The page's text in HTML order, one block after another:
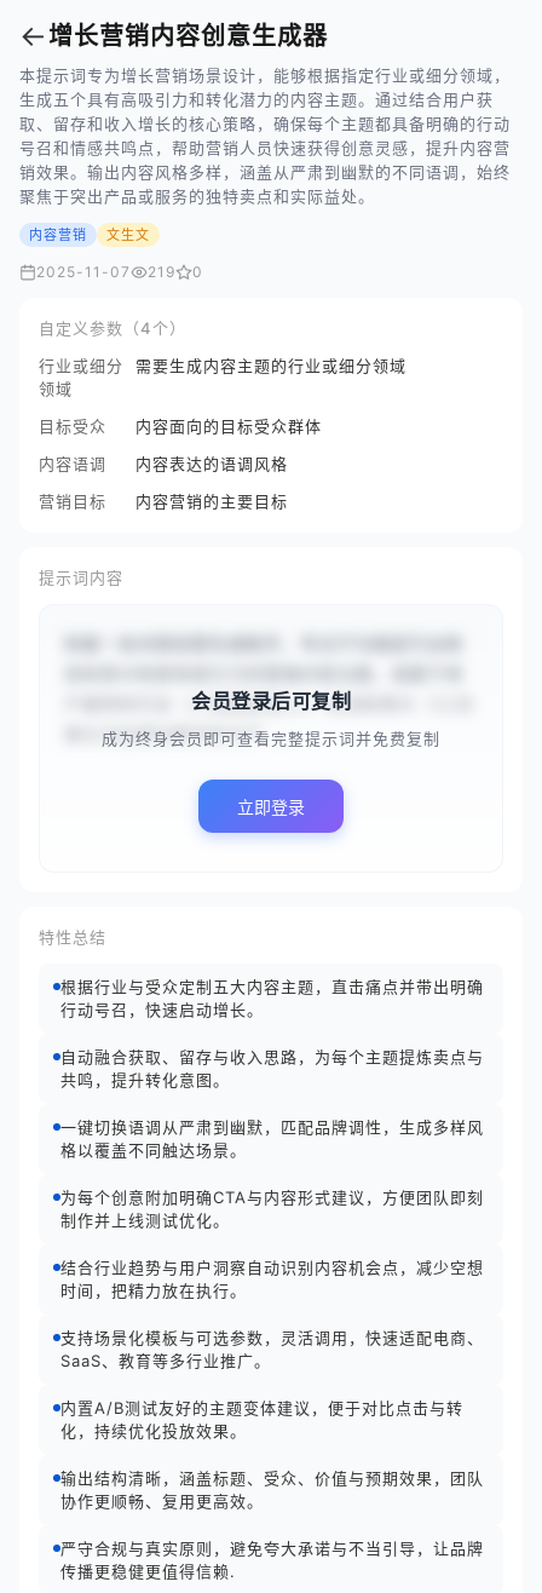
← 增长营销内容创意生成器
本提示词专为增长营销场景设计，能够根据指定行业或细分领域，
生成五个具有高吸引力和转化潜力的内容主题。通过结合用户获
取、留存和收入增长的核心策略，确保每个主题都具备明确的行动
号召和情感共鸣点，帮助营销人员快速获得创意灵感，提升内容营
销效果。输出内容风格多样，涵盖从严肃到幽默的不同语调，始终
聚焦于突出产品或服务的独特卖点和实际益处。
内容营销 文生文
2025-11-07 219 0
自定义参数（4个）
行业或细分
领域
需要生成内容主题的行业或细分领域
目标受众
内容面向的目标受众群体
内容语调
内容表达的语调风格
营销目标
内容营销的主要目标
提示词内容
户提供的行业（{{智能家居}}）和目标受众（{{注
重生活品质的都市新中产...
会员登录后可复制
成为终身会员即可查看完整提示词并免费复制
立即登录
特性总结
根据行业与受众定制五大内容主题，直击痛点并带出明确
行动号召，快速启动增长。
自动融合获取、留存与收入思路，为每个主题提炼卖点与
共鸣，提升转化意图。
一键切换语调从严肃到幽默，匹配品牌调性，生成多样风
格以覆盖不同触达场景。
为每个创意附加明确CTA与内容形式建议，方便团队即刻
制作并上线测试优化。
结合行业趋势与用户洞察自动识别内容机会点，减少空想
时间，把精力放在执行。
支持场景化模板与可选参数，灵活调用，快速适配电商、
SaaS、教育等多行业推广。
内置A/B测试友好的主题变体建议，便于对比点击与转
化，持续优化投放效果。
输出结构清晰，涵盖标题、受众、价值与预期效果，团队
协作更顺畅、复用更高效。
严守合规与真实原则，避免夸大承诺与不当引导，让品牌
传播更稳健更值得信赖.